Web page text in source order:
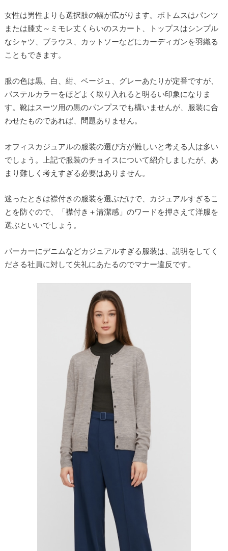
女性は男性よりも選択肢の幅が広がります。ボトムスはパンツ
または膝丈～ミモレ丈くらいのスカート、トップスはシンプル
なシャツ、ブラウス、カットソーなどにカーディガンを羽織る
こともできます。
服の色は黒、白、紺、ベージュ、グレーあたりが定番ですが、
パステルカラーをほどよく取り入れると明るい印象になりま
す。靴はスーツ用の黒のパンプスでも構いませんが、服装に合
わせたものであれば、問題ありません。
オフィスカジュアルの服装の選び方が難しいと考える人は多い
でしょう。上記で服装のチョイスについて紹介しましたが、あ
まり難しく考えすぎる必要はありません。
迷ったときは襟付きの服装を選ぶだけで、カジュアルすぎるこ
とを防ぐので、「襟付き＋清潔感」のワードを押さえて洋服を
選ぶといいでしょう。
パーカーにデニムなどカジュアルすぎる服装は、説明をしてく
ださる社員に対して失礼にあたるのでマナー違反です。